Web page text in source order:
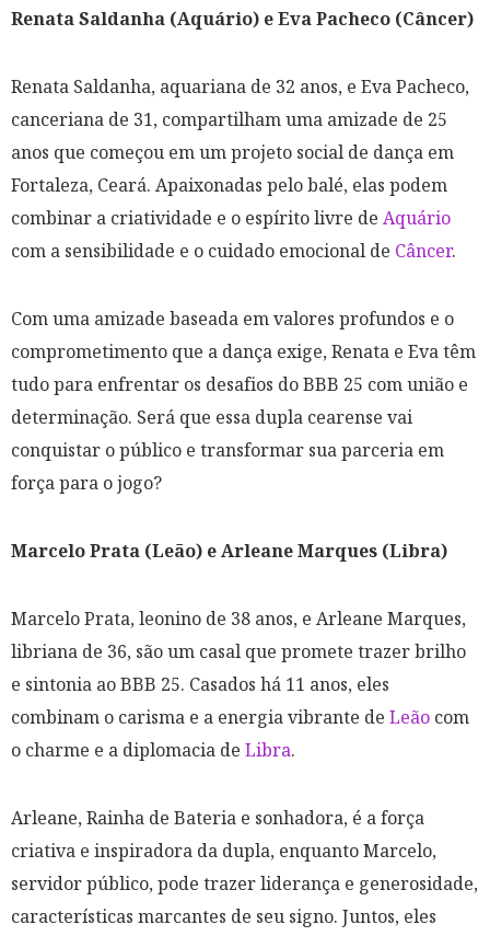
Renata Saldanha (Aquário) e Eva Pacheco (Câncer)
Renata Saldanha, aquariana de 32 anos, e Eva Pacheco,
canceriana de 31, compartilham uma amizade de 25
anos que começou em um projeto social de dança em
Fortaleza, Ceará. Apaixonadas pelo balé, elas podem
combinar a criatividade e o espírito livre de Aquário
com a sensibilidade e o cuidado emocional de Câncer.
Com uma amizade baseada em valores profundos e o
comprometimento que a dança exige, Renata e Eva têm
tudo para enfrentar os desafios do BBB 25 com união e
determinação. Será que essa dupla cearense vai
conquistar o público e transformar sua parceria em
força para o jogo?
Marcelo Prata (Leão) e Arleane Marques (Libra)
Marcelo Prata, leonino de 38 anos, e Arleane Marques,
libriana de 36, são um casal que promete trazer brilho
e sintonia ao BBB 25. Casados há 11 anos, eles
combinam o carisma e a energia vibrante de Leão com
o charme e a diplomacia de Libra.
Arleane, Rainha de Bateria e sonhadora, é a força
criativa e inspiradora da dupla, enquanto Marcelo,
servidor público, pode trazer liderança e generosidade,
características marcantes de seu signo. Juntos, eles